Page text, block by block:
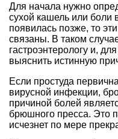
Для начала нужно
сухой кашель или боли
появилась позже, то
связаны. В таком
гастроэнтерологу и,
выяснить истинную
Если простуда
вирусной инфекции,
причиной болей
брюшного пресса. Это
исчезнет по мере